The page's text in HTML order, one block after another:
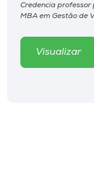
Editora
Rádio
Credencia professor
MBA em Gestão de
Visualizar